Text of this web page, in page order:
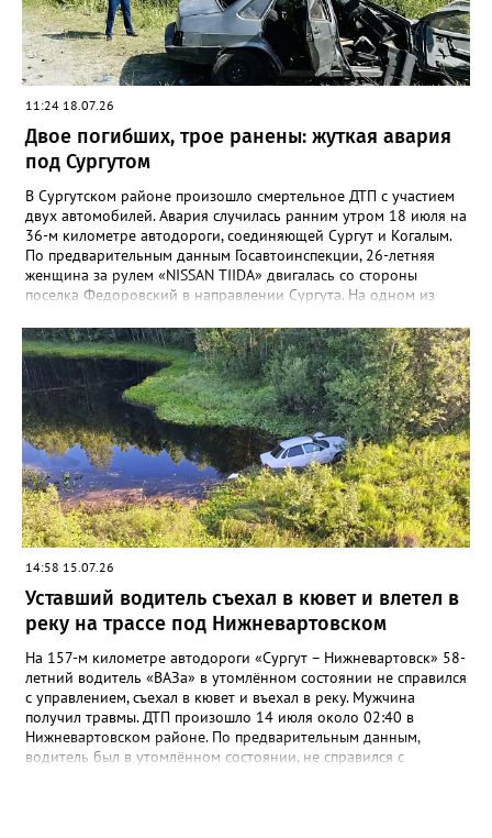
инспекторам ДПС при задержании. Следственный комитет
возбудил уголовное дело по ч. 4 ст. 264 УК РФ. Прокуратура
города взяла расследование под личный контроль, пообещав
следить за объективностью следствия. Фото и видео:
NV86_CRAB
11:24 18.07.26
Двое погибших, трое ранены: жуткая авария
под Сургутом
В Сургутском районе произошло смертельное ДТП с участием
двух автомобилей. Авария случилась ранним утром 18 июля на
36-м километре автодороги, соединяющей Сургут и Когалым.
По предварительным данным Госавтоинспекции, 26-летняя
женщина за рулем «NISSAN TIIDA» двигалась со стороны
поселка Федоровский в направлении Сургута. На одном из
где лоб в лоб столкнулась с автомобилем «ВАЗ 21099» под
управлением 20-летнего водителя. Удар оказался смертельным
для обоих находившихся в отечественной легковушке:
водитель и его 18-летний пассажир скончались на месте до
приезда скорой помощи. Водитель иномарки, а также двое ее
пассажиров (1994 и 2025 года рождения) с травмами
различной степени тяжести госпитализированы. На месте
происшествия работают следователи и сотрудники ГИБДД.
Прокуратура Сургутского района взяла ход расследования под
особый контроль. По факту аварии возбуждено уголовное
дело по ч. 5 ст. 264 УК РФ (нарушение ПДД, повлекшее по
неосторожности смерть двух лиц). Ведется проверка всех
обстоятельств трагедии, включая состояние дорожного
полотна и возможные технические неисправности
14:58 15.07.26
Уставший водитель съехал в кювет и влетел в
реку на трассе под Нижневартовском
На 157-м километре автодороги «Сургут – Нижневартовск» 58-
летний водитель «ВАЗа» в утомлённом состоянии не справился
с управлением, съехал в кювет и въехал в реку. Мужчина
получил травмы. ДТП произошло 14 июля около 02:40 в
Нижневартовском районе. По предварительным данным,
водитель был в утомлённом состоянии, не справился с